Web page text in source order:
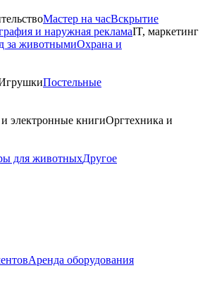
Мастер на часВскрытие
и наружная рекламаIT, маркетинг
за животнымиОхрана и
Постельные
электронные книгиОргтехника и
для животныхДругое
Аренда оборудования